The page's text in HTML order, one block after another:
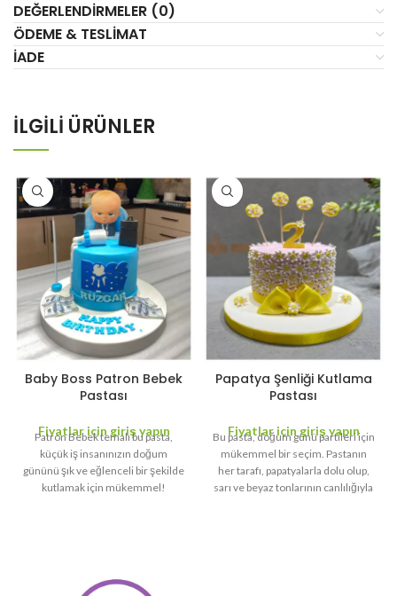
DEĞERLENDIRMELER (0)
ÖDEME & TESLIMAT
İADE
İLGILI ÜRÜNLER
Baby Boss Patron Bebek
Pastası
Fiyatlar için giriş yapın
Patron Bebek temalı bu pasta,
küçük iş insanınızın doğum
gününü şık ve eğlenceli bir şekilde
kutlamak için mükemmel!
özel mesaj eklenebilir
Papatya Şenliği Kutlama
Pastası
Fiyatlar için giriş yapın
Bu pasta, doğum günü partileri için
mükemmel bir seçim. Pastanın
her tarafı, papatyalarla dolu olup,
sarı ve beyaz tonlarının canlılığıyla